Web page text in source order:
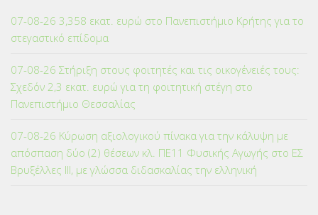
07-08-26 3,358 εκατ. ευρώ στο Πανεπιστήμιο Κρήτης για το
στεγαστικό επίδομα
07-08-26 Στήριξη στους φοιτητές και τις οικογένειές τους:
Σχεδόν 2,3 εκατ. ευρώ για τη φοιτητική στέγη στο
Πανεπιστήμιο Θεσσαλίας
07-08-26 Κύρωση αξιολογικού πίνακα για την κάλυψη με
απόσπαση δύο (2) θέσεων κλ. ΠΕ11 Φυσικής Αγωγής στο ΕΣ
Βρυξέλλες ΙΙΙ, με γλώσσα διδασκαλίας την ελληνική